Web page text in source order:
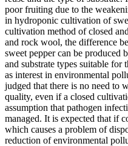
poor fruiting due to the
in hydroponic cultivation of
cultivation method of closed
and rock wool, the difference
sweet pepper can be produced
and substrate types suitable
as interest in environmental
judged that there is no need to
quality, even if a closed
assumption that pathogen
managed. It is expected that if
which causes a problem of
reduction of environmental